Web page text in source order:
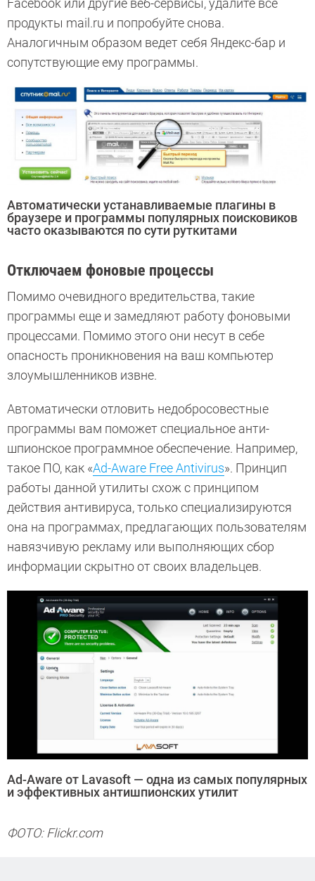
продукты mail.ru и попробуйте снова.
Аналогичным образом ведет себя Яндекс-бар и
сопутствующие ему программы.
Автоматически устанавливаемые плагины в
браузере и программы популярных поисковиков
часто оказываются по сути руткитами
Отключаем фоновые процессы
Помимо очевидного вредительства, такие
программы еще и замедляют работу фоновыми
процессами. Помимо этого они несут в себе
опасность проникновения на ваш компьютер
злоумышленников извне.
Автоматически отловить недобросовестные
программы вам поможет специальное анти-
шпионское программное обеспечение. Например,
такое ПО, как «Ad-Aware Free Antivirus». Принцип
работы данной утилиты схож с принципом
действия антивируса, только специализируются
она на программах, предлагающих пользователям
навязчивую рекламу или выполняющих сбор
информации скрытно от своих владельцев.
Ad-Aware от Lavasoft — одна из самых популярных
и эффективных антишпионских утилит
ФОТО: Flickr.com